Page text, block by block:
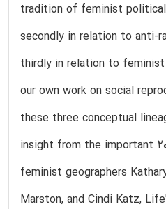
tradition of feminist
secondly in relation to anti-
thirdly in relation to
our own work on social
these three conceptual
insight from the important
feminist geographers
Marston, and Cindi Katz,